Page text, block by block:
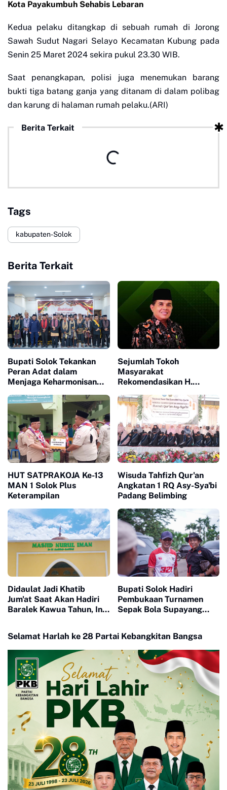
Kota Payakumbuh Sehabis Lebaran
Kedua pelaku ditangkap di sebuah rumah di Jorong
Sawah Sudut Nagari Selayo Kecamatan Kubung pada
Senin 25 Maret 2024 sekira pukul 23.30 WIB.
Saat penangkapan, polisi juga menemukan barang
bukti tiga batang ganja yang ditanam di dalam polibag
dan karung di halaman rumah pelaku.(ARI)
Berita Terkait
Tags
kabupaten-Solok
Berita Terkait
Bupati Solok Tekankan
Peran Adat dalam
Menjaga Keharmonisan
Sejumlah Tokoh
Masyarakat
Rekomendasikan H.
Pilkada Mendatang
HUT SATPRAKOJA Ke-13
MAN 1 Solok Plus
Keterampilan
Wisuda Tahfizh Qur'an
Angkatan 1 RQ Asy-Sya'bi
Padang Belimbing
Didaulat Jadi Khatib
Jum'at Saat Akan Hadiri
Baralek Kawua Tahun, Ini
Bupati Solok Hadiri
Pembukaan Turnamen
Sepak Bola Supayang
Selamat Harlah ke 28 Partai Kebangkitan Bangsa